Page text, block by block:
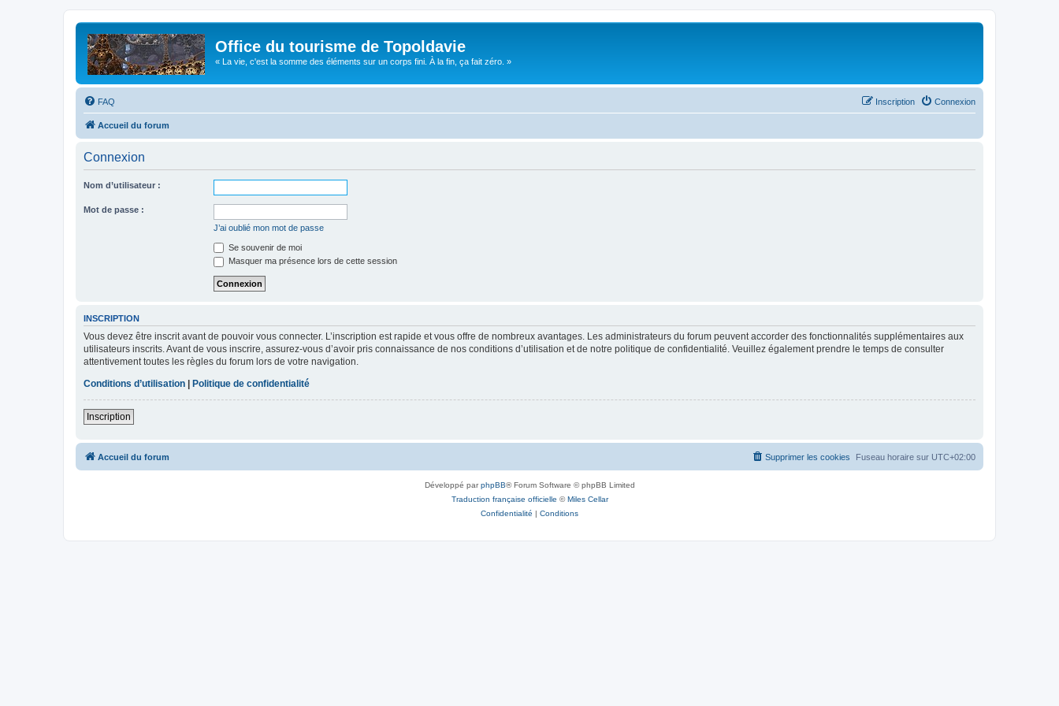
Office du tourisme de Topoldavie
« La vie, c'est la somme des éléments sur un corps fini. À la fin, ça fait zéro. »
FAQ Connexion
Inscription
Accueil du forum
Connexion
Nom d’utilisateur :
Mot de passe :
J’ai oublié mon mot de passe
Se souvenir de moi
Masquer ma présence lors de cette session
INSCRIPTION
Vous devez être inscrit avant de pouvoir vous connecter. L’inscription est rapide et vous offre de nombreux avantages. Les administrateurs du forum peuvent accorder des fonctionnalités supplémentaires aux
utilisateurs inscrits. Avant de vous inscrire, assurez-vous d’avoir pris connaissance de nos conditions d’utilisation et de notre politique de confidentialité. Veuillez également prendre le temps de consulter
attentivement toutes les règles du forum lors de votre navigation.
Conditions d’utilisation
Politique de confidentialité
Inscription
Accueil du forum Fuseau horaire sur UTC+02:00
Supprimer les cookies
Développé parphpBB® Forum Software © phpBB Limited
Traduction française officielle ©Miles Cellar
Confidentialité | Conditions